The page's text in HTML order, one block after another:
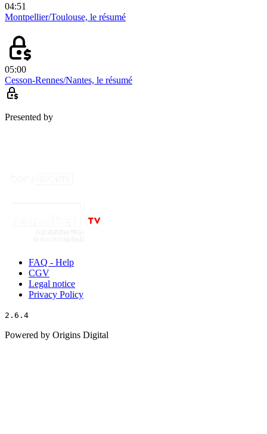
04:51
Montpellier/Toulouse, le résumé
05:00
Cesson-Rennes/Nantes, le résumé
Presented by
FAQ - Help
CGV
Legal notice
Privacy Policy
2.6.4
Powered by Origins Digital